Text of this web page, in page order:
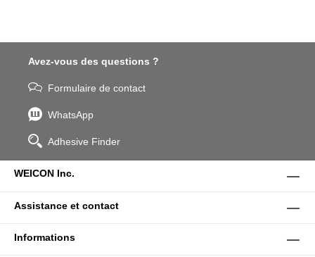
Avez-vous des questions ?
Formulaire de contact
WhatsApp
Adhesive Finder
WEICON Inc.
Assistance et contact
Informations